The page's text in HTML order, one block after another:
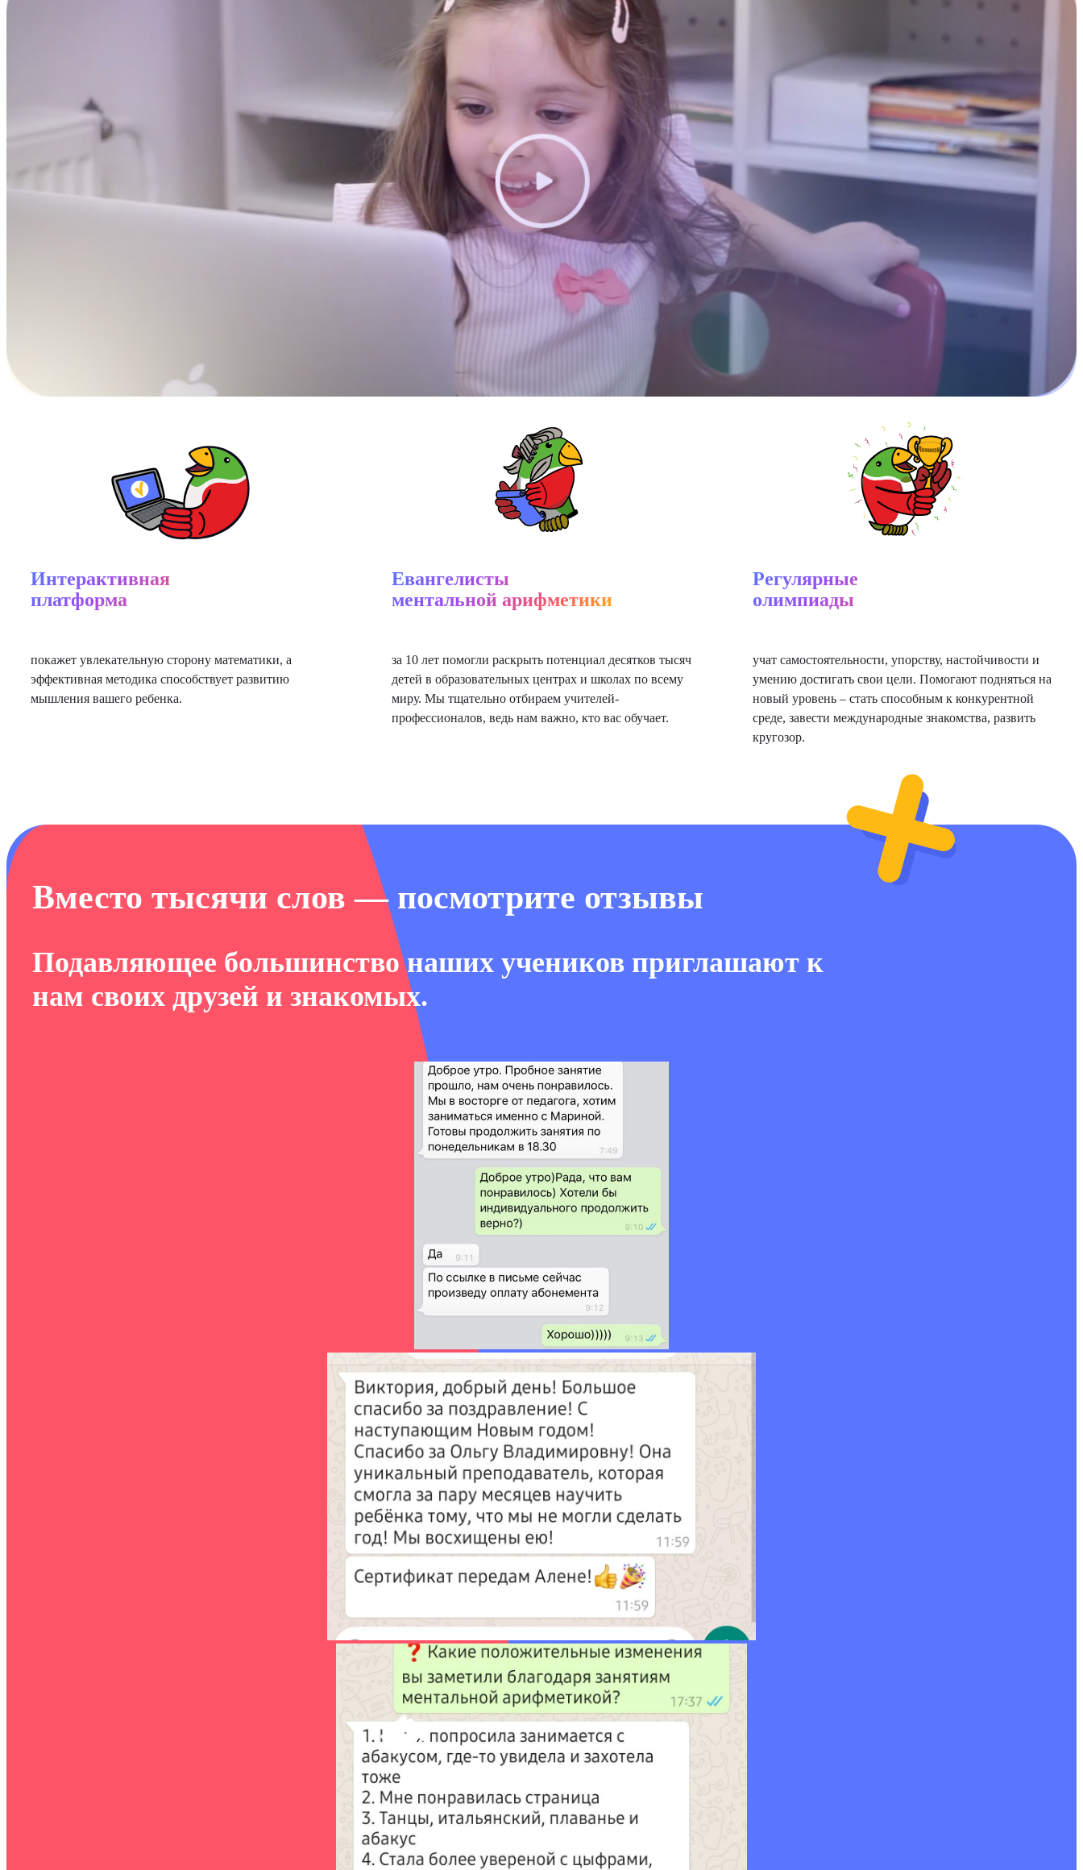
Интерактивная
платформа
покажет увлекательную сторону математики, а
эффективная методика способствует развитию
мышления вашего ребенка.
Евангелисты
ментальной арифметики
за 10 лет помогли раскрыть потенциал десятков тысяч
детей в образовательных центрах и школах по всему
миру. Мы тщательно отбираем учителей-
профессионалов, ведь нам важно, кто вас обучает.
Регулярные
олимпиады
учат самостоятельности, упорству, настойчивости и
умению достигать свои цели. Помогают подняться на
новый уровень – стать способным к конкурентной
среде, завести международные знакомства, развить
кругозор.
Вместо тысячи слов — посмотрите отзывы
Подавляющее большинство наших учеников приглашают к
нам своих друзей и знакомых.